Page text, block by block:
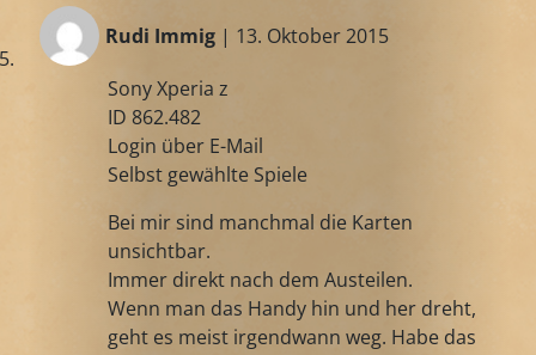
Rudi Immig | 13. Oktober 2015
Sony Xperia z
ID 862.482
Login über E-Mail
Selbst gewählte Spiele
Bei mir sind manchmal die Karten
unsichtbar.
Immer direkt nach dem Austeilen.
Wenn man das Handy hin und her dreht,
geht es meist irgendwann weg. Habe das